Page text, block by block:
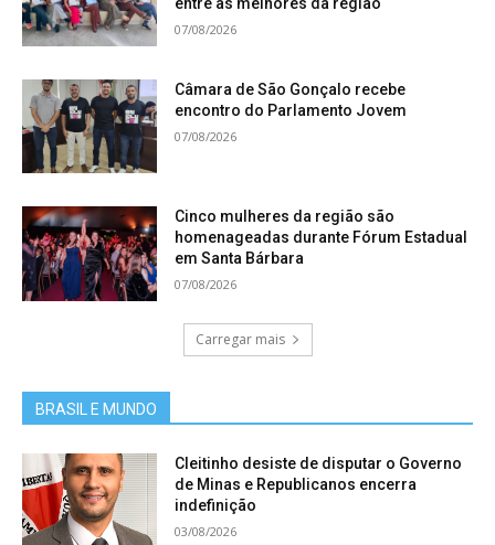
07/08/2026
Câmara de São Gonçalo recebe
encontro do Parlamento Jovem
07/08/2026
Cinco mulheres da região são
homenageadas durante Fórum Estadual
em Santa Bárbara
07/08/2026
Carregar mais
BRASIL E MUNDO
Cleitinho desiste de disputar o Governo
de Minas e Republicanos encerra
indefinição
03/08/2026